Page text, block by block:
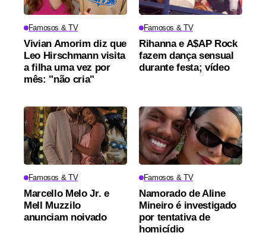
Famosos & TV
Vivian Amorim diz que
Leo Hirschmann visita
a filha uma vez por
mês: "não cria"
Famosos & TV
Rihanna e A$AP Rock
fazem dança sensual
durante festa; vídeo
Famosos & TV
Marcello Melo Jr. e
Mell Muzzilo
anunciam noivado
Famosos & TV
Namorado de Aline
Mineiro é investigado
por tentativa de
homicídio